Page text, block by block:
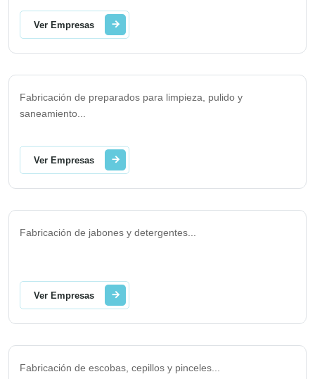
Ver Empresas
Fabricación de preparados para limpieza, pulido y
saneamiento
Ver Empresas
Fabricación de jabones y detergentes
Ver Empresas
Fabricación de escobas, cepillos y pinceles